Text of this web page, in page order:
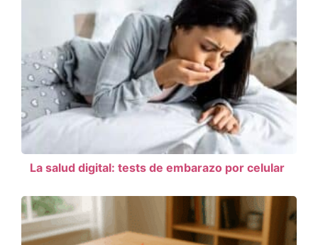
La salud digital: tests de embarazo por celular